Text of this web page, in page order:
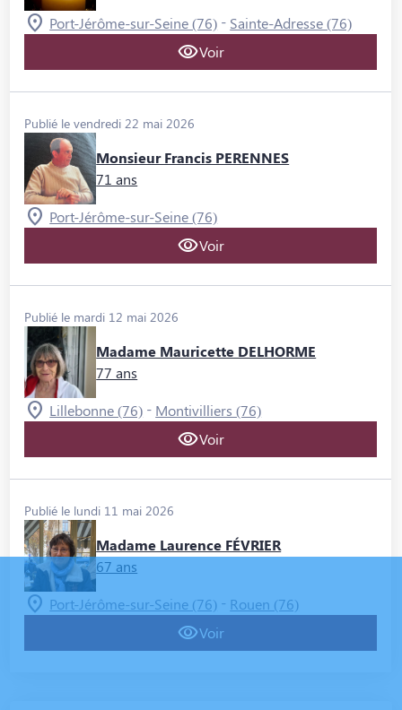
Port-Jérôme-sur-Seine (76) - Sainte-Adresse (76)
Voir
Publié le vendredi 22 mai 2026
Monsieur Francis PERENNES
71 ans
Port-Jérôme-sur-Seine (76)
Voir
Publié le mardi 12 mai 2026
Madame Mauricette DELHORME
77 ans
Lillebonne (76) - Montivilliers (76)
Voir
Publié le lundi 11 mai 2026
Madame Laurence FÉVRIER
67 ans
Port-Jérôme-sur-Seine (76) - Rouen (76)
Voir